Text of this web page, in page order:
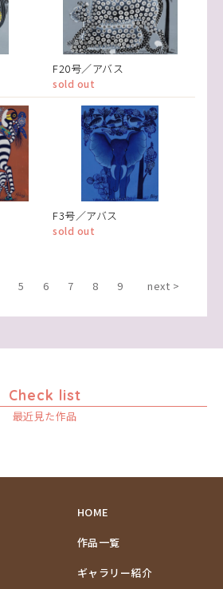
F20号／アバス
sold out
F3号／アバス
sold out
5 6 7 8 9 next >
Check list
最近見た作品
HOME
作品一覧
ギャラリー紹介